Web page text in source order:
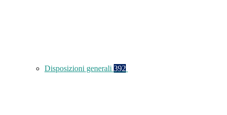
Disposizioni generali 392